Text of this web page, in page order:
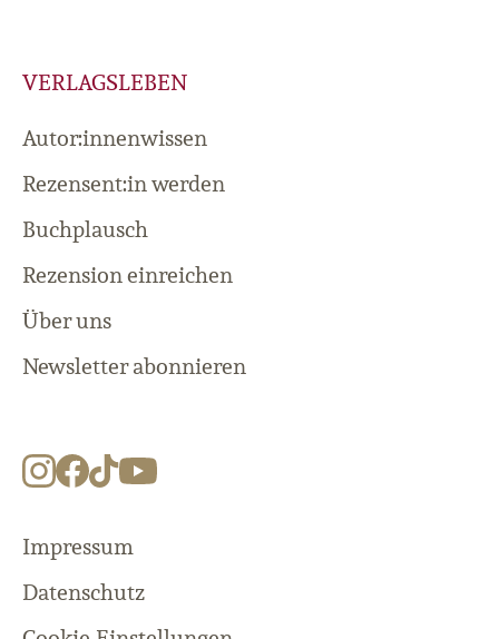
VERLAGSLEBEN
Autor:innenwissen
Rezensent:in werden
Buchplausch
Rezension einreichen
Über uns
Newsletter abonnieren
Impressum
Datenschutz